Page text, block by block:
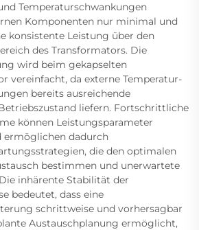
Temperaturschwankungen
Komponenten nur minimal und
konsistente Leistung über den
des Transformators. Die
wird beim gekapselten
vereinfacht, da externe Temperatur-
bereits ausreichende
liefern. Fortschrittliche
können Leistungsparameter
ermöglichen dadurch
die den optimalen
bestimmen und unerwartete
inhärente Stabilität der
bedeutet, dass eine
schrittweise und vorhersagbar
Austauschplanung ermöglicht,